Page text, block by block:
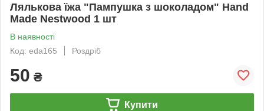
Лялькова їжа "Пампушка з шоколадом" Hand
Made Nestwood 1 шт
В наявності
Код: eda165
Роздріб
50 ₴
Купити